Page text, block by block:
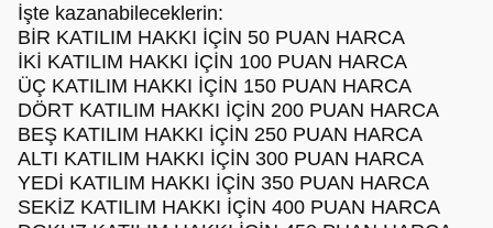
İşte kazanabileceklerin:
BİR KATILIM HAKKI İÇİN 50 PUAN HARCA
İKİ KATILIM HAKKI İÇİN 100 PUAN HARCA
ÜÇ KATILIM HAKKI İÇİN 150 PUAN HARCA
DÖRT KATILIM HAKKI İÇİN 200 PUAN HARCA
BEŞ KATILIM HAKKI İÇİN 250 PUAN HARCA
ALTI KATILIM HAKKI İÇİN 300 PUAN HARCA
YEDİ KATILIM HAKKI İÇİN 350 PUAN HARCA
SEKİZ KATILIM HAKKI İÇİN 400 PUAN HARCA